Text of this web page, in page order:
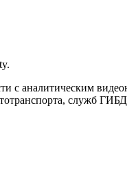
с аналитическим
служб